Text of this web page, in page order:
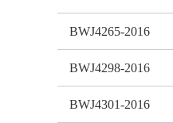
BWJ4265-2016
BWJ4298-2016
BWJ4301-2016